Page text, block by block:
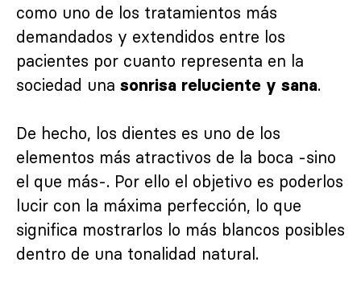
como uno de los tratamientos más
demandados y extendidos entre los
pacientes por cuanto representa en la
sociedad una sonrisa reluciente y sana.
De hecho, los dientes es uno de los
elementos más atractivos de la boca -sino
el que más-. Por ello el objetivo es poderlos
lucir con la máxima perfección, lo que
significa mostrarlos lo más blancos posibles
dentro de una tonalidad natural.